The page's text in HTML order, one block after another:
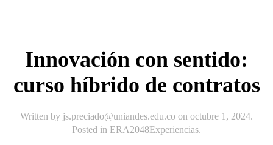
Innovación con sentido:
curso híbrido de contratos
Written by js.preciado@uniandes.edu.co on octubre 1, 2024.
Posted in ERA2048Experiencias.